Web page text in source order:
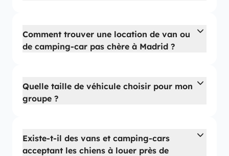
Comment trouver une location de van ou
de camping-car pas chère à Madrid ?
Quelle taille de véhicule choisir pour mon
groupe ?
Existe-t-il des vans et camping-cars
acceptant les chiens à louer près de